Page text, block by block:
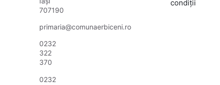
707190
primaria@comunaerbiceni.ro
0232
322
370
0232
condiții